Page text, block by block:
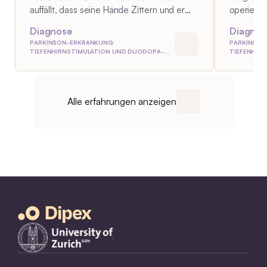
auffällt, dass seine Hände Zittern und er
Diagnose
PARKINSON-ERKRANKUNG:
TIEFENHIRNSTIMULATION UND DUODOPA-
operiert,
Alle erfahrungen anzeigen